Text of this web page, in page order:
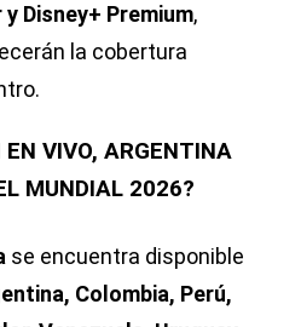
y Disney+ Premium,
la cobertura
EN VIVO, ARGENTINA
MUNDIAL 2026?
se encuentra disponible
Colombia, Perú,